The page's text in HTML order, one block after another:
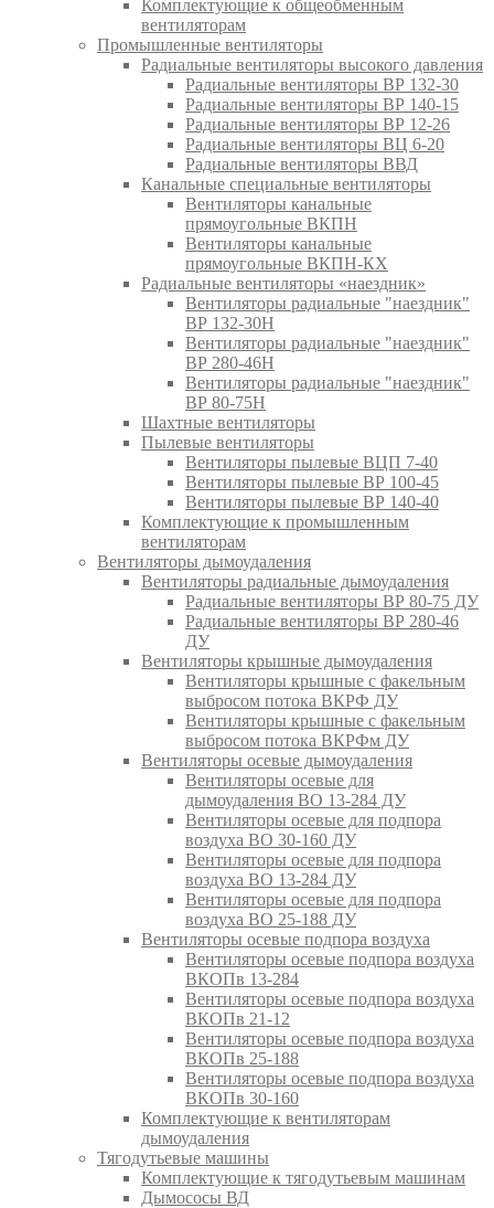
Комплектующие к общеобменным
вентиляторам
Промышленные вентиляторы
Радиальные вентиляторы высокого давления
Радиальные вентиляторы ВР 132-30
Радиальные вентиляторы ВР 140-15
Радиальные вентиляторы ВР 12-26
Радиальные вентиляторы ВЦ 6-20
Радиальные вентиляторы ВВД
Канальные специальные вентиляторы
Вентиляторы канальные
прямоугольные ВКПН
Вентиляторы канальные
прямоугольные ВКПН-КХ
Радиальные вентиляторы «наездник»
Вентиляторы радиальные "наездник"
ВР 132-30Н
Вентиляторы радиальные "наездник"
ВР 280-46Н
Вентиляторы радиальные "наездник"
ВР 80-75Н
Шахтные вентиляторы
Пылевые вентиляторы
Вентиляторы пылевые ВЦП 7-40
Вентиляторы пылевые ВР 100-45
Вентиляторы пылевые ВР 140-40
Комплектующие к промышленным
вентиляторам
Вентиляторы дымоудаления
Вентиляторы радиальные дымоудаления
Радиальные вентиляторы ВР 80-75 ДУ
Радиальные вентиляторы ВР 280-46
ДУ
Вентиляторы крышные дымоудаления
Вентиляторы крышные с факельным
выбросом потока ВКРФ ДУ
Вентиляторы крышные с факельным
выбросом потока ВКРФм ДУ
Вентиляторы осевые дымоудаления
Вентиляторы осевые для
дымоудаления ВО 13-284 ДУ
Вентиляторы осевые для подпора
воздуха ВО 30-160 ДУ
Вентиляторы осевые для подпора
воздуха ВО 13-284 ДУ
Вентиляторы осевые для подпора
воздуха ВО 25-188 ДУ
Вентиляторы осевые подпора воздуха
Вентиляторы осевые подпора воздуха
ВКОПв 13-284
Вентиляторы осевые подпора воздуха
ВКОПв 21-12
Вентиляторы осевые подпора воздуха
ВКОПв 25-188
Вентиляторы осевые подпора воздуха
ВКОПв 30-160
Комплектующие к вентиляторам
дымоудаления
Тягодутьевые машины
Комплектующие к тягодутьевым машинам
Дымососы ВД